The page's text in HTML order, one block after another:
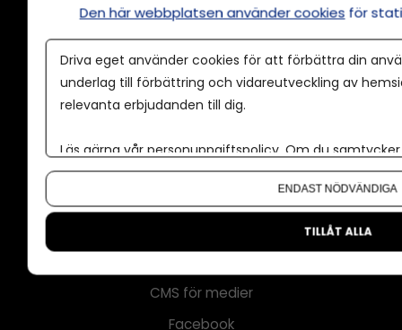
Annonsera
Om cookies
Våra användarvillkor
Policy för AI
Tillgänglighet
CMS för medier
Facebook
Den här webbplatsen använder cookies för
Driva eget använder cookies för att förbättra din
underlag till förbättring och vidareutveckling av
relevanta erbjudanden till dig.
Läs gärna vår personuppgiftspolicy. Om du
Om du vill ändra ditt val i efterhand hittar du den
ENDAST NÖDVÄNDIGA
TILLÅT ALLA